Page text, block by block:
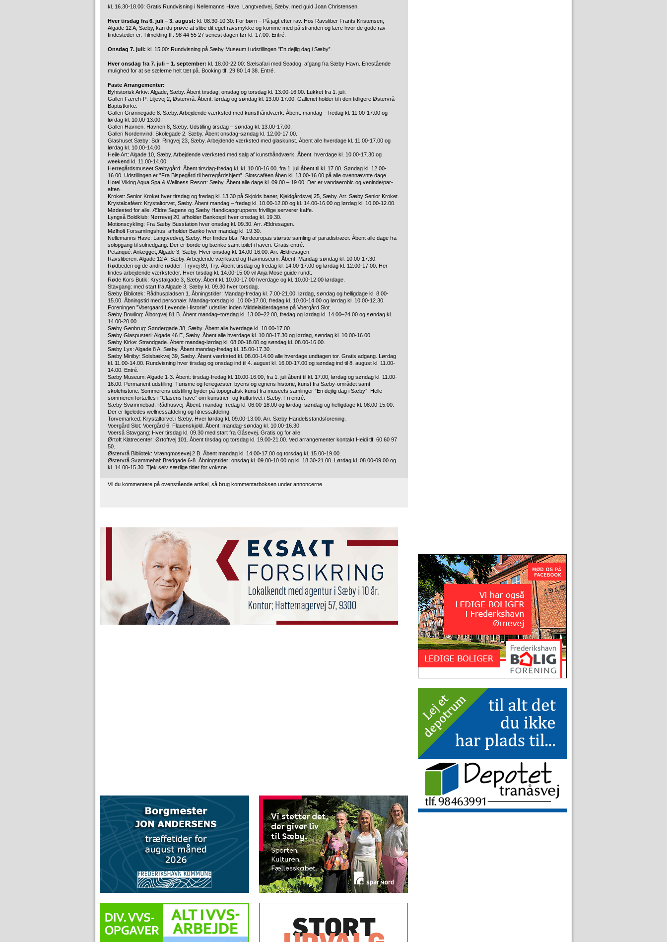
kl. 16.30-18.00: Gratis Rundvisning i Nellemanns Have, Langtvedvej, Sæby, med guid Joan Christensen.
Hver tirsdag fra 6. juli – 3. august: kl. 08.30-10.30: For børn – På jagt efter rav. Hos Ravsliber Frants Kristensen,
Algade 12 A, Sæby, kan du prøve at slibe dit eget ravsmykke og komme med på stranden og lære hvor de gode rav-
findesteder er. Tilmelding tlf. 98 44 55 27 senest dagen før kl. 17.00. Entré.
Onsdag 7. juli: kl. 15.00: Rundvisning på Sæby Museum i udstillingen ”En dejlig dag i Sæby”.
Hver onsdag fra 7. juli – 1. september: kl. 18.00-22.00: Sælsafari med Seadog, afgang fra Sæby Havn. Enestående
mulighed for at se sælerne helt tæt på. Booking tlf. 29 80 14 38. Entré.
Faste Arrangementer:
Byhistorisk Arkiv: Algade, Sæby. Åbent tirsdag, onsdag og torsdag kl. 13.00-16.00. Lukket fra 1. juli.
Galleri Færch-P: Liljevej 2, Østervrå. Åbent: lørdag og søndag kl. 13.00-17.00. Galleriet holder til i den tidligere Østervrå
Baptistkirke.
Galleri Grønnegade 8: Sæby. Arbejdende værksted med kunsthåndværk. Åbent: mandag – fredag kl. 11.00-17.00 og
lørdag kl. 10.00-13.00.
Galleri Havnen: Havnen 8, Sæby. Udstilling tirsdag – søndag kl. 13.00-17.00.
Galleri Nordenvind: Skolegade 2, Sæby. Åbent onsdag-søndag kl. 12.00-17.00.
Glashuset Sæby: Sdr. Ringvej 23, Sæby. Arbejdende værksted med glaskunst. Åbent alle hverdage kl. 11.00-17.00 og
lørdag kl. 10.00-14.00.
Heile Art: Algade 10, Sæby. Arbejdende værksted med salg af kunsthåndværk. Åbent: hverdage kl. 10.00-17.30 og
weekend kl. 11.00-14.00.
Herregårdsmuseet Sæbygård: Åbent tirsdag-fredag kl. kl. 10.00-16.00, fra 1. juli åbent til kl. 17.00. Søndag kl. 12.00-
16.00. Udstillingen er ”Fra Bispegård til herregårdshjem”. Slotscaféen åben kl. 13.00-16.00 på alle ovennævnte dage.
Hotel Viking Aqua Spa & Wellness Resort: Sæby. Åbent alle dage kl. 09.00 – 19.00. Der er vandaerobic og veninde/par-
aften.
Kroket: Senior Kroket hver tirsdag og fredag kl. 13.30 på Skjolds baner, Kjeldgårdsvej 25, Sæby. Arr. Sæby Senior Kroket.
Krystalcaféen: Krystaltorvet, Sæby. Åbent mandag – fredag kl. 10.00-12.00 og kl. 14.00-16.00 og lørdag kl. 10.00-12.00.
Mødested for alle. Ældre Sagens og Sæby Handicapgruppens frivillige serverer kaffe.
Lyngså Boldklub: Nørrevej 20, afholder Bankospil hver onsdag kl. 19.30.
Motionscykling: Fra Sæby Busstation hver onsdag kl. 09.30. Arr. Ældresagen.
Mølholt Forsamlingshus: afholder Banko hver mandag kl. 19.30.
Nellemanns Have: Langtvedvej, Sæby. Her findes bl.a. Nordeuropas største samling af paradistræer. Åbent alle dage fra
solopgang til solnedgang. Der er borde og bænke samt toilet i haven. Gratis entré.
Petanqué: Anlægget, Algade 3, Sæby. Hver onsdag kl. 14.00-16.00. Arr. Ældresagen.
Ravsliberen: Algade 12 A, Sæby. Arbejdende værksted og Ravmuseum. Åbent: Mandag-søndag kl. 10.00-17.30.
Rødbeden og de andre rødder: Tryvej 89, Try. Åbent tirsdag og fredag kl. 14.00-17.00 og lørdag kl. 12.00-17.00. Her
findes arbejdende værksteder. Hver tirsdag kl. 14.00-15.00 vil Anja Mose guide rundt.
Røde Kors Butik: Krystalgade 3, Sæby. Åbent kl. 10.00-17.00 hverdage og kl. 10.00-12.00 lørdage.
Stavgang: med start fra Algade 3, Sæby kl. 09.30 hver torsdag.
Sæby Bibliotek: Rådhuspladsen 1. Åbningstider: Mandag-fredag kl. 7.00-21.00, lørdag, søndag og helligdage kl. 8.00-
15.00. Åbningstid med personale: Mandag-torsdag kl. 10.00-17.00, fredag kl. 10.00-14.00 og lørdag kl. 10.00-12.30.
Foreningen ”Voergaard Levende Historie” udstiller inden Middelalderdagene på Voergård Slot.
Sæby Bowling: Ålborgvej 81 B. Åbent mandag–torsdag kl. 13.00–22.00, fredag og lørdag kl. 14.00–24.00 og søndag kl.
14.00-20.00.
Sæby Genbrug: Søndergade 38, Sæby. Åbent alle hverdage kl. 10.00-17.00.
Sæby Glaspusteri: Algade 46 E, Sæby. Åbent alle hverdage kl. 10.00-17.30 og lørdag, søndag kl. 10.00-16.00.
Sæby Kirke: Strandgade. Åbent mandag-lørdag kl. 08.00-18.00 og søndag kl. 08.00-16.00.
Sæby Lys: Algade 8 A, Sæby. Åbent mandag-fredag kl. 15.00-17.30.
Sæby Miniby: Solsbækvej 39, Sæby. Åbent værksted kl. 08.00-14.00 alle hverdage undtagen tor. Gratis adgang. Lørdag
kl. 11.00-14.00. Rundvisning hver tirsdag og onsdag ind til 4. august kl. 16.00-17.00 og søndag ind til 8. august kl. 11.00-
14.00. Entré.
Sæby Museum: Algade 1-3. Åbent: tirsdag-fredag kl. 10.00-16.00, fra 1. juli åbent til kl. 17.00, lørdag og søndag kl. 11.00-
16.00. Permanent udstilling: Turisme og feriegæster, byens og egnens historie, kunst fra Sæby-området samt
skolehistorie. Sommerens udstilling byder på topografisk kunst fra museets samlinger ”En dejlig dag i Sæby”. Helle
sommeren fortælles i ”Clasens have” om kunstner- og kulturlivet i Sæby. Fri entré.
Sæby Svømmebad: Rådhusvej. Åbent: mandag-fredag kl. 06.00-18.00 og lørdag, søndag og helligdage kl. 08.00-15.00.
Der er ligeledes wellnessafdeling og fitnessafdeling.
Torvemarked: Krystaltorvet i Sæby. Hver lørdag kl. 09.00-13.00. Arr. Sæby Handelsstandsforening.
Voergård Slot: Voergård 6, Flauenskjold. Åbent: mandag-søndag kl. 10.00-16.30.
Voerså Stavgang: Hver tirsdag kl. 09.30 med start fra Gåsevej. Gratis og for alle.
Ørtoft Klatrecenter: Ørtoftvej 101. Åbent tirsdag og torsdag kl. 19.00-21.00. Ved arrangementer kontakt Heidi tlf. 60 60 97
50.
Østervrå Bibliotek: Vrængmosevej 2 B. Åbent mandag kl. 14.00-17.00 og torsdag kl. 15.00-19.00.
Østervrå Svømmehal: Bredgade 6-8. Åbningstider: onsdag kl. 09.00-10.00 og kl. 18.30-21.00. Lørdag kl. 08.00-09.00 og
kl. 14.00-15.30. Tjek selv særlige tider for voksne.
Vil du kommentere på ovenstående artikel, så brug kommentarboksen under annoncerne.